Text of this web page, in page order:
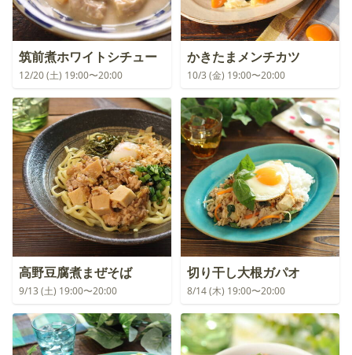
筑前煮ホワイトシチュー
12/20 (土) 19:00〜20:00
かきたまメンチカツ
10/3 (金) 19:00〜20:00
高野豆腐煮まぜそば
9/13 (土) 19:00〜20:00
切り干し大根ガパオ
8/14 (木) 19:00〜20:00